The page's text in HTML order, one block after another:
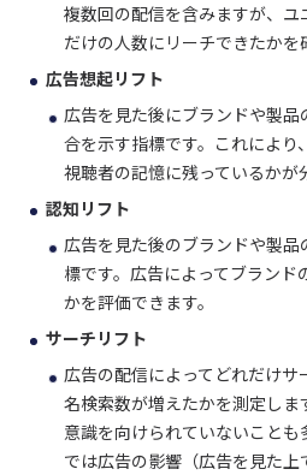
複数回の配信を含みますが、
だけの人数にリーチできたかを
広告想起リフト
広告を見た後にブランドや製
合を示す指標です。これにより
視聴者の記憶に残っているかが
認知リフト
広告を見た後のブランドや製
標です。広告によってブランド
かを評価できます。
サーチリフト
広告の配信によってどれだけ
名検索数が増えたかを測定しま
意識を向けられていないこと
では広告の影響（広告を見た